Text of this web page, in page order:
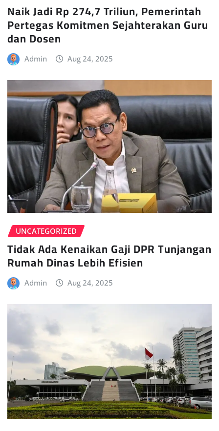
Naik Jadi Rp 274,7 Triliun, Pemerintah
Pertegas Komitmen Sejahterakan Guru
dan Dosen
Admin Aug 24, 2025
UNCATEGORIZED
Tidak Ada Kenaikan Gaji DPR Tunjangan
Rumah Dinas Lebih Efisien
Admin Aug 24, 2025